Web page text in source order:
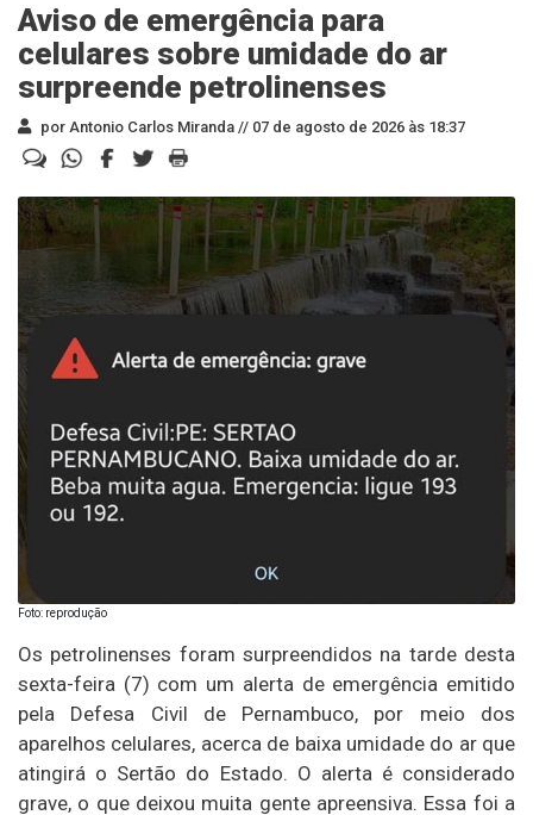
Aviso de emergência para
celulares sobre umidade do ar
surpreende petrolinenses
por Antonio Carlos Miranda // 07 de agosto de 2026 às 18:37
Foto: reprodução
Os petrolinenses foram surpreendidos na tarde desta
sexta-feira (7) com um alerta de emergência emitido
pela Defesa Civil de Pernambuco, por meio dos
aparelhos celulares, acerca de baixa umidade do ar que
atingirá o Sertão do Estado. O alerta é considerado
grave, o que deixou muita gente apreensiva. Essa foi a